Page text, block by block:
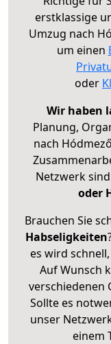
erstklassige
Umzug nach
um einen
oder
Wir haben
Planung,
nach
Netzwerk
oder
Brauchen Sie
Habseligkeiten
es wird
Auf Wunsch
verschiedenen
Sollte es
unser
einem